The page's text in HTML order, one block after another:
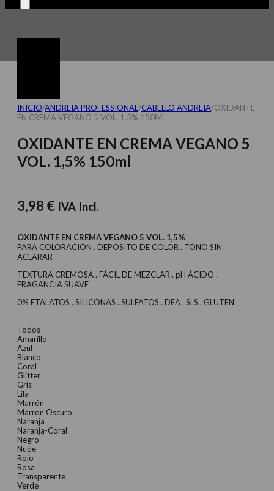
INICIO/ANDREIA PROFESSIONAL /CABELLO ANDREIA/OXIDANTE
EN CREMA VEGANO 5 VOL. 1,5% 150ML
OXIDANTE EN CREMA VEGANO 5
VOL. 1,5% 150ml
3,98 € IVA Incl.
OXIDANTE EN CREMA VEGANO 5 VOL. 1,5%
PARA COLORACIÓN . DEPÓSITO DE COLOR . TONO SIN
ACLARAR
TEXTURA CREMOSA . FÁCIL DE MEZCLAR . pH ÁCIDO .
FRAGANCIA SUAVE
0% FTALATOS . SILICONAS . SULFATOS . DEA . SLS . GLUTEN
Todos
Amarillo
Azul
Blanco
Coral
Glitter
Gris
Lila
Marrón
Marron Oscuro
Naranja
Naranja-Coral
Negro
Nude
Rojo
Rosa
Transparente
Verde